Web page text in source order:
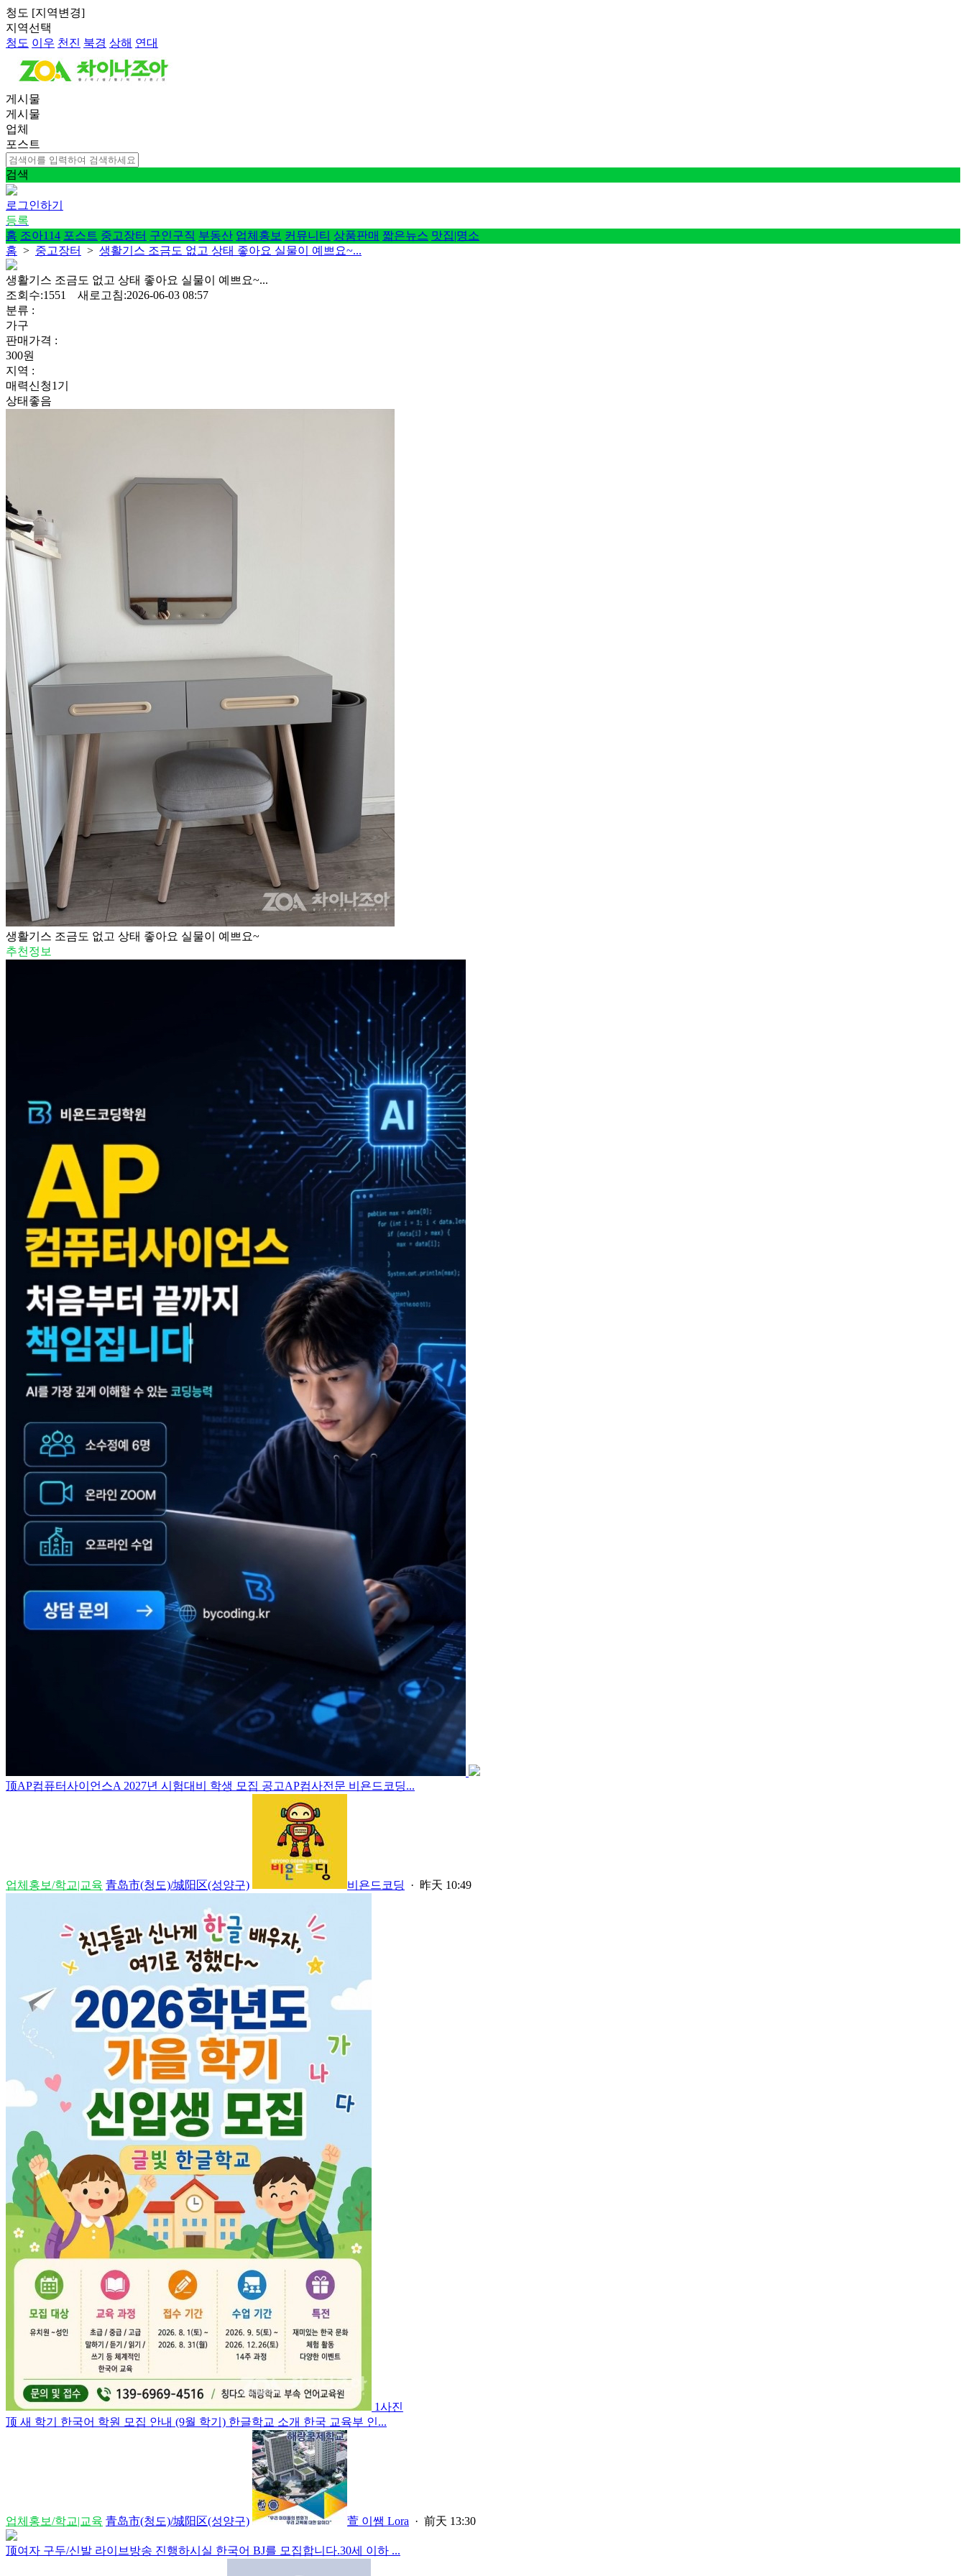
청도 [지역변경]
지역선택
청도 이우 천진 북경 상해 연대
게시물
게시물
업체
포스트
검색
로그인하기
등록
홈 조아114 포스트 중고장터 구인구직 부동산 업체홍보 커뮤니티 상품판매 짧은뉴스 맛집|명소
홈 > 중고장터 > 생활기스 조금도 없고 상태 좋아요 실물이 예쁘요~...
생활기스 조금도 없고 상태 좋아요 실물이 예쁘요~...
조회수:1551 새로고침:2026-06-03 08:57
분류 :
가구
판매가격 :
300원
지역 :
매력신청1기
상태좋음
생활기스 조금도 없고 상태 좋아요 실물이 예쁘요~
추천정보
顶AP컴퓨터사이언스A 2027년 시험대비 학생 모집 공고AP컴사전문 비욘드코딩...
업체홍보/학교|교육 青岛市(청도)/城阳区(성양구) 비욘드코딩 · 昨天 10:49
1사진
顶 새 학기 한국어 학원 모집 안내 (9월 학기) 한글학교 소개 한국 교육부 인...
업체홍보/학교|교육 青岛市(청도)/城阳区(성양구) 萱 이쌤 Lora · 前天 13:30
顶여자 구두/신발 라이브방송 진행하시실 한국어 BJ를 모집합니다.30세 이하 ...